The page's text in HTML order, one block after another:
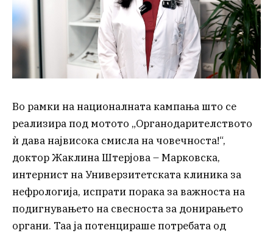
Во рамки на националната кампања што се
реализира под мотото „Органодарителството
ѝ дава највисока смисла на човечноста!“,
доктор Жаклина Штерјова – Марковска,
интернист на Универзитетската клиника за
нефрологија, испрати порака за важноста на
подигнувањето на свесноста за донирањето
органи. Таа ја потенцираше потребата од